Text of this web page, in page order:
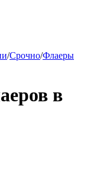
/Срочно/Флаеры
в